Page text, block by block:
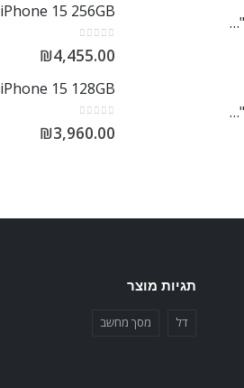
מסך מחשב דל Dell 21.5" E2220H
מסך סמסונג S27H850QFM 27" Wide 16:9
iPhone 15 256GB
0
out of 5
₪4,455.00
iPhone 15 128GB
0
out of 5
₪3,960.00
תגיות מוצר
דל מסך מחשב